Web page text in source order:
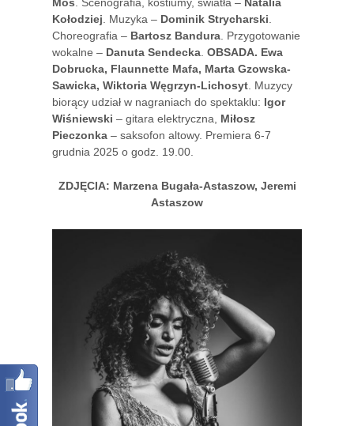
Kołodziej . Muzyka – Dominik Strycharski
Choreografia – Bartosz Bandura . Przygotowanie
wokalne – Danuta Sendecka OBSADA. Ewa
Dobrucka, Flaunnette Mafa, Marta Gzowska-
Sawicka, Wiktoria Węgrzyn-Lichosyt . Muzycy
biorący udział w nagraniach do spektaklu: Igor
Wiśniewski – gitara elektryczna, Miłosz
Pieczonka – saksofon altowy. Premiera 6-7
grudnia 2025 o godz. 19.00.
ZDJĘCIA: Marzena Bugała-Astaszow, Jeremi
Astaszow